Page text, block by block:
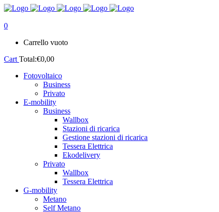
0
Carrello vuoto
Cart Total:€0,00
Fotovoltaico
Business
Privato
E-mobility
Business
Wallbox
Stazioni di ricarica
Gestione stazioni di ricarica
Tessera Elettrica
Ekodelivery
Privato
Wallbox
Tessera Elettrica
G-mobility
Metano
Self Metano